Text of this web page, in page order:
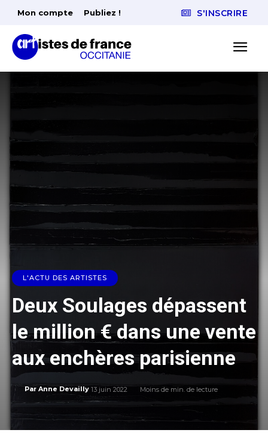
Mon compte Publiez ! S'INSCRIRE
L'ACTU DES ARTISTES
Deux Soulages dépassent
le million € dans une vente
aux enchères parisienne
Par Anne Devailly 13 juin 2022 Moins de min. de lecture